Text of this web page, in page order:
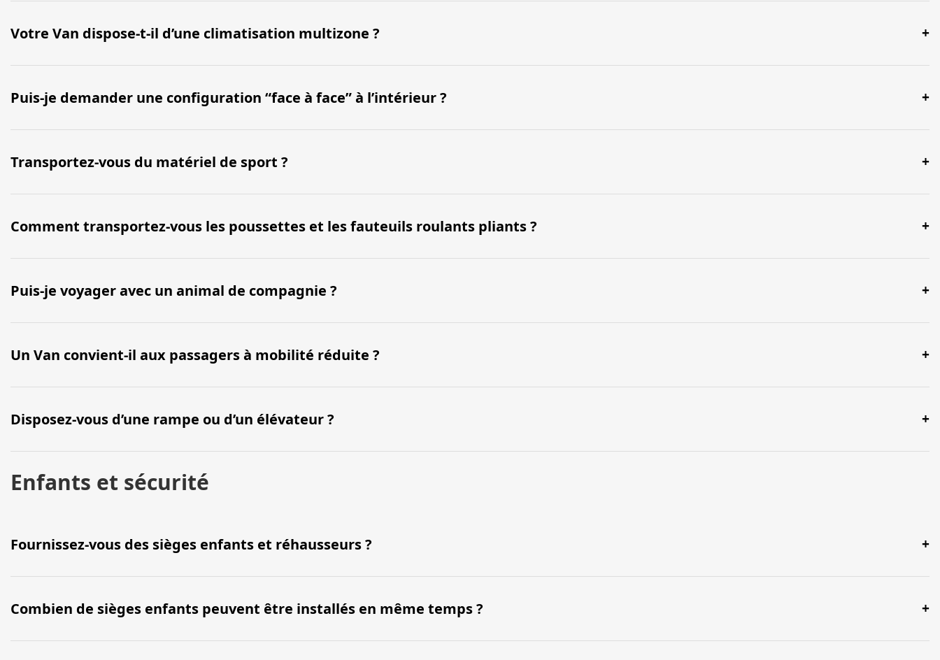
Votre Van dispose-t-il d’une climatisation multizone ?
Puis-je demander une configuration “face à face” à l’intérieur ?
Transportez-vous du matériel de sport ?
Comment transportez-vous les poussettes et les fauteuils roulants pliants ?
Puis-je voyager avec un animal de compagnie ?
Un Van convient-il aux passagers à mobilité réduite ?
Disposez-vous d’une rampe ou d’un élévateur ?
Enfants et sécurité
Fournissez-vous des sièges enfants et réhausseurs ?
Combien de sièges enfants peuvent être installés en même temps ?